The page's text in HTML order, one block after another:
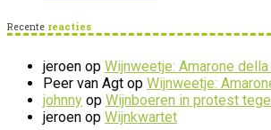
Recente reacties
jeroen op Wijnweetje: Amarone
Peer van Agt op Wijnweetje:
johnny op Wijnboeren in protest
jeroen op Wijnkwartet